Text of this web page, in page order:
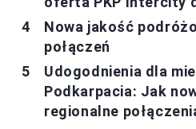
Nowa jakość
połączeń
Udogodnienia dla
Podkarpacia: Jak
regionalne